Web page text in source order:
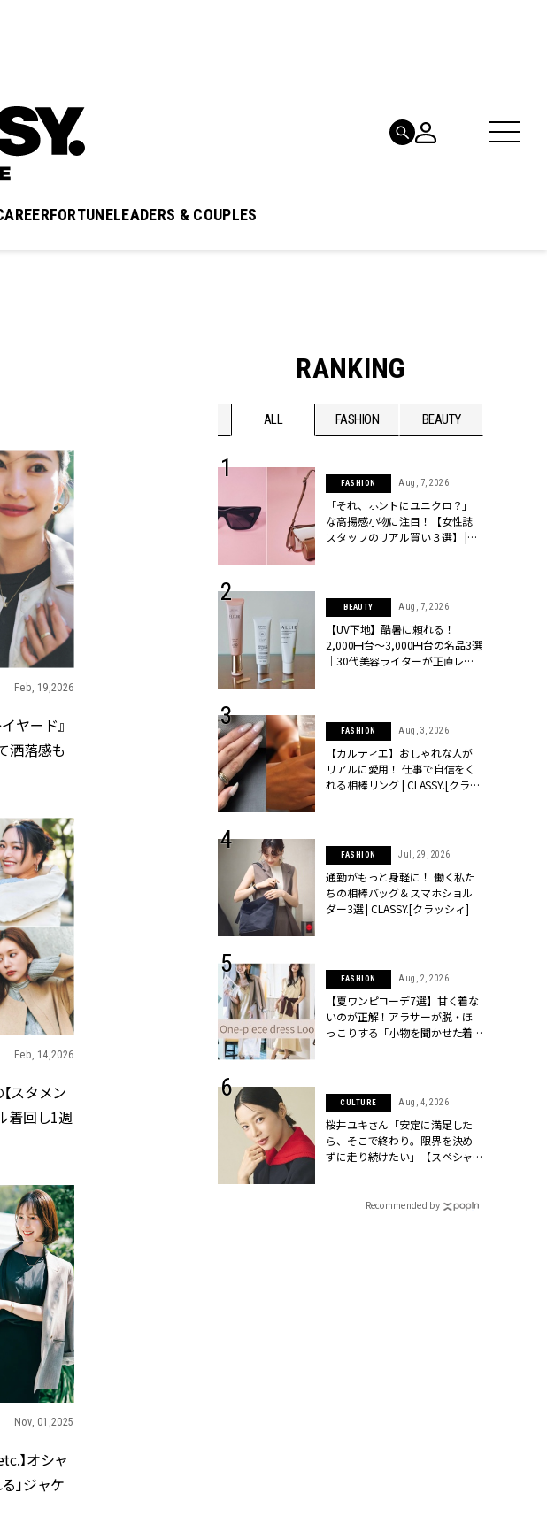
FORTUNELEADERS & COUPLES
Feb, 19,2026
ヤード』
洒落感も
Feb, 14,2026
スタメン
着回し1週
Nov, 01,2025
】オシャ
」ジャケ
RANKING
ALL FASHION BEAUTY
WEDDING
結婚式に黒ドレスはアリ？お呼
ーを解説 | CLASSY.[クラッシィ]
【結婚指輪】人気ブランドのリ
ング22選｜20〜30代カップルの
【トレンドの巻き方３選】結婚
WEDDING
【一生ものジュエリー】1つでも
存在感が際立つ！ポメラートの
「トゥギャザー」シリーズに注
目 | CLASSY.[クラッシィ]
WEDDING
20万円台〜【カルティエ人気リ
ング４選】ラブ、トリニティetc.
を『マリッジ』に選ぶ人増えて
ます！ | CLASSY.[クラッシィ]
【結婚式のお呼ばれワンピ】周
FASHION Aug, 7, 2026
「それ、ホントにユニクロ？」
な高揚感小物に注目！【女性誌
スタッフのリアル買い３選】 |
BEAUTY Aug, 7, 2026
【UV下地】酷暑に頼れる！
2,000円台〜3,000円台の名品3選
｜30代美容ライターが正直レビ
FASHION Aug, 3, 2026
【カルティエ】おしゃれな人が
リアルに愛用！ 仕事で自信をく
れる相棒リング | CLASSY.[クラッ
FASHION Jul, 29, 2026
通勤がもっと身軽に！ 働く私た
ちの相棒バッグ＆スマホショル
ダー3選 | CLASSY.[クラッシィ]
FASHION Aug, 2, 2026
【夏ワンピコーデ7選】甘く着な
いのが正解！アラサーが脱・ほ
っこりする「小物を聞かせた着
CULTURE Aug, 4, 2026
桜井ユキさん「安定に満足した
ら、そこで終わり。限界を決め
ずに走り続けたい」【スペシャ
CLASSY.[クラッシィ]
Recommended by